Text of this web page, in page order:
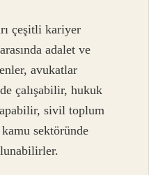
çeşitli kariyer
adalet ve
avukatlar
çalışabilir, hukuk
sivil toplum
sektöründe